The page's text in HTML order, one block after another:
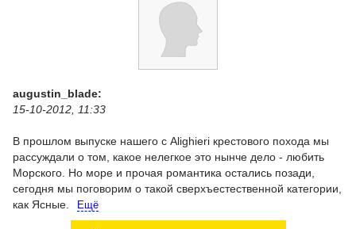
augustin_blade:
15-10-2012, 11:33
В прошлом выпуске нашего с Alighieri крестового похода мы
рассуждали о том, какое нелегкое это нынче дело - любить
Морского. Но море и прочая романтика остались позади,
сегодня мы поговорим о такой сверхъестественной категории,
как Ясные.
Ещё